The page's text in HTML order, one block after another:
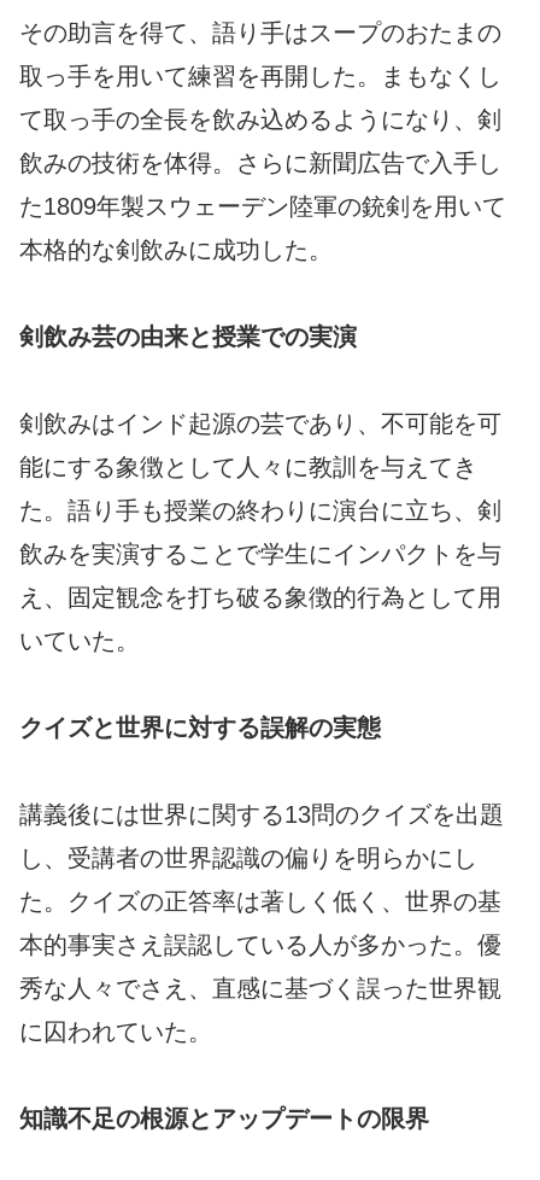
その助言を得て、語り手はスープのおたまの
取っ手を用いて練習を再開した。まもなくし
て取っ手の全長を飲み込めるようになり、剣
飲みの技術を体得。さらに新聞広告で入手し
た1809年製スウェーデン陸軍の銃剣を用いて
本格的な剣飲みに成功した。
剣飲み芸の由来と授業での実演
剣飲みはインド起源の芸であり、不可能を可
能にする象徴として人々に教訓を与えてき
た。語り手も授業の終わりに演台に立ち、剣
飲みを実演することで学生にインパクトを与
え、固定観念を打ち破る象徴的行為として用
いていた。
クイズと世界に対する誤解の実態
講義後には世界に関する13問のクイズを出題
し、受講者の世界認識の偏りを明らかにし
た。クイズの正答率は著しく低く、世界の基
本的事実さえ誤認している人が多かった。優
秀な人々でさえ、直感に基づく誤った世界観
に囚われていた。
知識不足の根源とアップデートの限界